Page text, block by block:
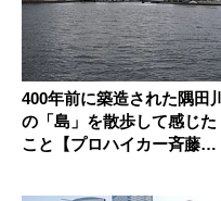
400年前に築造された隅田川
の「島」を散歩して感じた
こと【プロハイカー斉藤正